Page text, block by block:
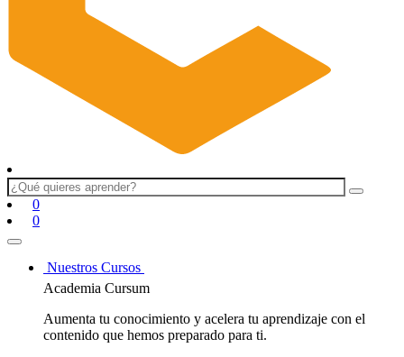
0
0
Nuestros Cursos
Academia Cursum
Aumenta tu conocimiento y acelera tu aprendizaje con el
contenido que hemos preparado para ti.